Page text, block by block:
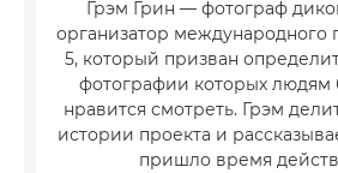
Грэм Грин — фотограф
организатор международного
5, который призван
фотографии которых людям
нравится смотреть. Грэм
истории проекта и
пришло время